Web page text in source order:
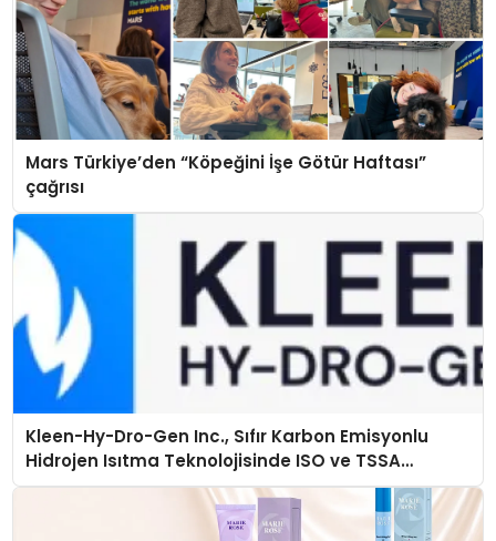
Mars Türkiye’den “Köpeğini İşe Götür Haftası”
çağrısı
Kleen-Hy-Dro-Gen Inc., Sıfır Karbon Emisyonlu
Hidrojen Isıtma Teknolojisinde ISO ve TSSA
Düzenleyici Onaylarını Aldı